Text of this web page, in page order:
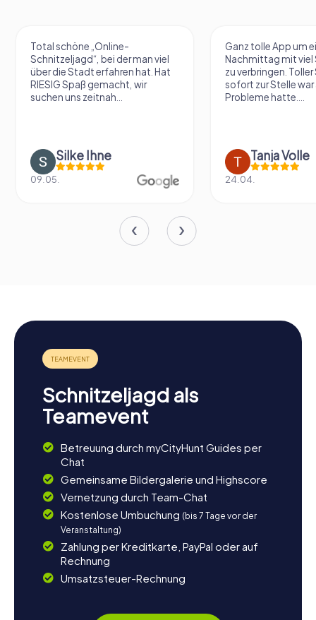
Total schöne „Online-
Schnitzeljagd“, bei der man viel
über die Stadt erfahren hat. Hat
RIESIG Spaß gemacht, wir
suchen uns zeitnah...
Silke Ihne
09.05.
Ganz tolle App um
Nachmittag mit viel
zu verbringen.
sofort zur Stelle war
Probleme hatte....
Tanja Volle
24.04.
Schnitzeljagd als
Teamevent
Betreuung durch myCityHunt Guides per
Chat
Gemeinsame Bildergalerie und Highscore
Vernetzung durch Team-Chat
Kostenlose Umbuchung (bis 7 Tage vor der
Veranstaltung)
Zahlung per Kreditkarte, PayPal oder auf
Rechnung
Umsatzsteuer-Rechnung